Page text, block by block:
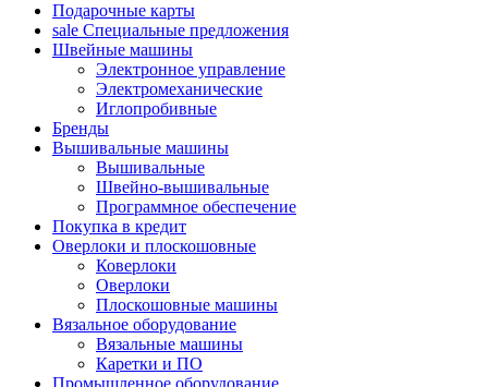
Подарочные карты
sale Специальные предложения
Швейные машины
Электронное управление
Электромеханические
Иглопробивные
Бренды
Вышивальные машины
Вышивальные
Швейно-вышивальные
Программное обеспечение
Покупка в кредит
Оверлоки и плоскошовные
Коверлоки
Оверлоки
Плоскошовные машины
Вязальное оборудование
Вязальные машины
Каретки и ПО